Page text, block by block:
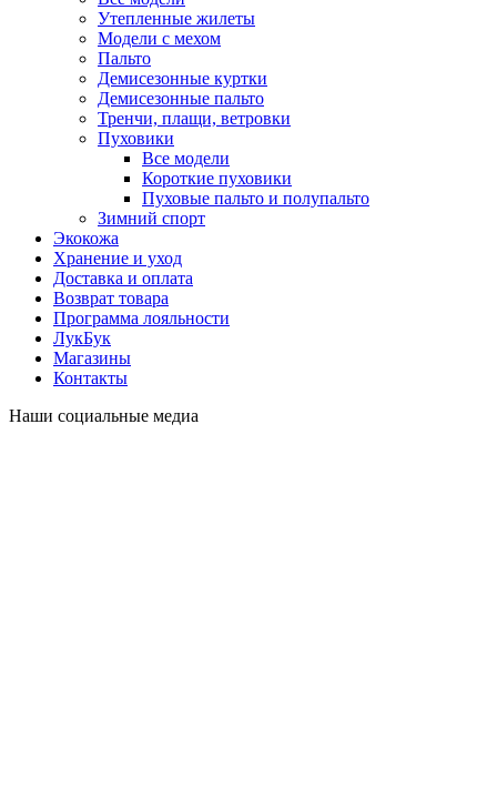
Утепленные жилеты
Модели с мехом
Пальто
Демисезонные куртки
Демисезонные пальто
Тренчи, плащи, ветровки
Пуховики
Все модели
Короткие пуховики
Пуховые пальто и полупальто
Зимний спорт
Экокожа
Хранение и уход
Доставка и оплата
Возврат товара
Программа лояльности
ЛукБук
Магазины
Контакты
Наши социальные медиа